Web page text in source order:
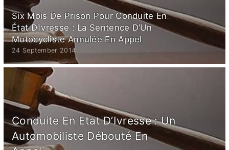
Six Mois De Prison Pour Conduite En
État D’Ivresse : La Sentence D’Un
Motocycliste Annulée En Appel
24 September 2014
Conduite En Etat D’Ivresse : Un
Automobiliste Débouté En